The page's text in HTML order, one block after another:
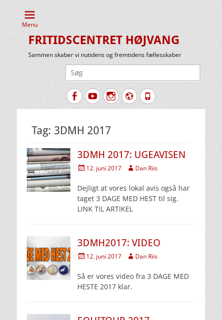
Menu
FRITIDSCENTRET HØJVANG
Sammen skaber vi nutidens og fremtidens fællesskaber
FacebookYouTubeInstagram
Website
Tlf.
Tag: 3DMH 2017
3DMH 2017: UGEAVISEN
Udgivet12. juni 2017 Forfatter
Dan Riis
Dejligt at vores lokal avis også har
taget 3 DAGE MED HEST til sig.
LINK TIL ARTIKEL
3DMH2017: VIDEO
Udgivet12. juni 2017 Forfatter
Dan Riis
Så er vores video fra 3 DAGE MED
HESTE 2017 klar.